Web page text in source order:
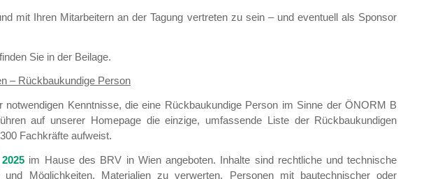
mit Ihren Mitarbeitern an der Tagung vertreten zu sein – und eventuell als Sponsor
Sie in der Beilage.
– Rückbaukundige Person
Kenntnisse, die eine Rückbaukundige Person im Sinne der ÖNORM B
auf unserer Homepage die einzige, umfassende Liste der Rückbaukundigen
Fachkräfte aufweist.
im Hause des BRV in Wien angeboten. Inhalte sind rechtliche und technische
und Möglichkeiten, Materialien zu verwerten. Personen mit bautechnischer oder